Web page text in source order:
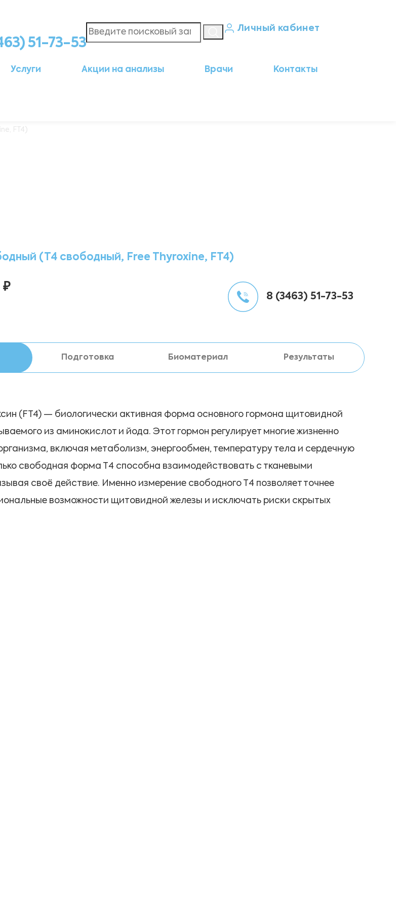
51-73-53
Личный кабинет
Услуги Акции на анализы Врачи
Контакты
FT4)
(Т4 свободный, Free Thyroxine, FT4)
₽
8 (3463) 51-73-53
Подготовка Биоматериал Результаты
(FT4) — биологически активная форма основного гормона щитовидной
из аминокислот и йода. Этот гормон регулирует многие жизненно
включая метаболизм, энергообмен, температуру тела и сердечную
свободная форма Т4 способна взаимодействовать с тканевыми
своё действие. Именно измерение свободного Т4 позволяет точнее
возможности щитовидной железы и исключать риски скрытых